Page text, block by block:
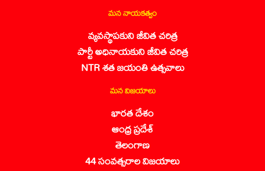
మన నాయకత్వం
వ్యవస్థాపకుని జీవిత చరిత్ర
పార్టీ అధినాయకుని జీవిత చరిత్ర
NTR శత జయంతి ఉత్సవాలు
మన విజయాలు
భారత దేశం
ఆంధ్ర ప్రదేశ్
తెలంగాణ
44 సంవత్సరాల విజయాలు